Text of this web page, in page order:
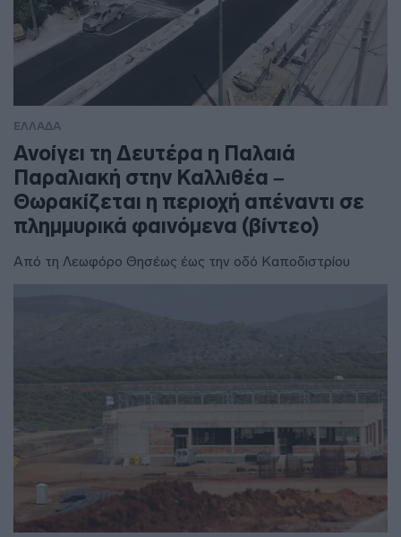
ΕΛΛΑΔΑ
Ανοίγει τη Δευτέρα η Παλαιά
Παραλιακή στην Καλλιθέα –
Θωρακίζεται η περιοχή απέναντι σε
πλημμυρικά φαινόμενα (βίντεο)
Από τη Λεωφόρο Θησέως έως την οδό Καποδιστρίου